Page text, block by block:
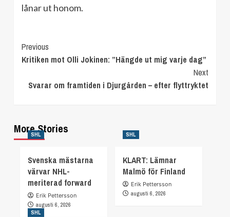
lånar ut honom.
Continue
Reading
Previous
Kritiken mot Olli Jokinen: ”Hängde ut mig varje dag”
Next
Svarar om framtiden i Djurgården – efter flyttryktet
More Stories
SHL
Svenska mästarna
värvar NHL-
meriterad forward
Erik Pettersson
augusti 6, 2026
SHL
KLART: Lämnar
Malmö för Finland
Erik Pettersson
augusti 6, 2026
SHL